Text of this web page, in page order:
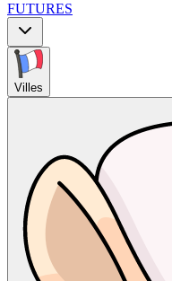
FUTURES
Villes